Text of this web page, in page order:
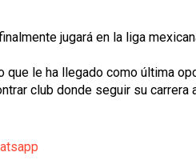
jugará en la liga
le ha llegado como última
club donde seguir su carrera